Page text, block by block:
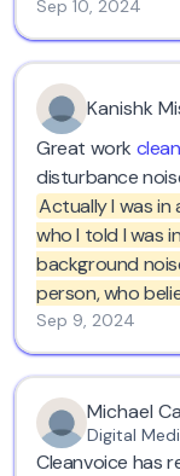
Sep 10, 2024
Kanishk
Great work
disturbance
Actually I was
who I told I was
background
person, who
Sep 9, 2024
Michael
Cleanvoice has